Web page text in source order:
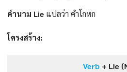
คำนาม Lie แปลว่า คำโกหก
โครงสร้าง:
Verb + Lie